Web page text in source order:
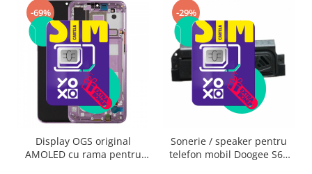
-69%
Display OGS original
AMOLED cu rama pentru
-29%
Sonerie / speaker pentru
telefon mobil Doogee S68